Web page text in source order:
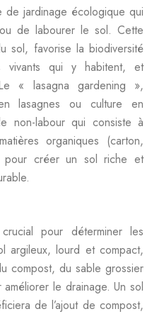
de jardinage écologique qui
de labourer le sol. Cette
sol, favorise la biodiversité
vivants qui y habitent, et
« lasagna gardening »,
lasagnes ou culture en
non-labour qui consiste à
organiques (carton,
pour créer un sol riche et
pour déterminer les
argileux, lourd et compact,
compost, du sable grossier
le drainage. Un sol
de l’ajout de compost,